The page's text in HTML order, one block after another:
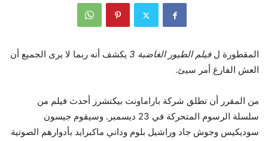
المقطورة لفيلم الطيور الغاضبة 3
يكشف أنه ربما لا يرى الجميع أن
العش الفارغ أمر سيئ.
من المقرر أن تطلق شركة باراماونت بيكتشرز أحدث فيلم من
سلسلة الرسوم المتحركة في 23 ديسمبر. وسيقوم جيسون
سوديكيس وجوش جاد وراشيل بلوم وداني ماكبرايد بأدوارهم الصوتية